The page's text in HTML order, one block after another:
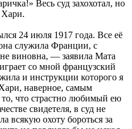
Весь суд захохотал, но
Хари.
24 июля 1917 года. Все её
служила Франции, с
виновна, — заявила Мата
со мной французский
и инструкции которого я
наверное, самым
что страстно любимый ею
свидетеля, в суд не
всякую охоту бороться за